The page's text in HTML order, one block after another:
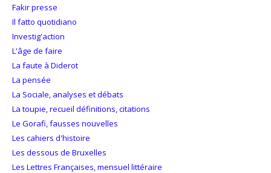
Fakir presse
Il fatto quotidiano
Investig'action
L'âge de faire
La faute à Diderot
La pensée
La Sociale, analyses et débats
La toupie, recueil définitions, citations
Le Gorafi, fausses nouvelles
Les cahiers d'histoire
Les dessous de Bruxelles
Les Lettres Françaises, mensuel littéraire